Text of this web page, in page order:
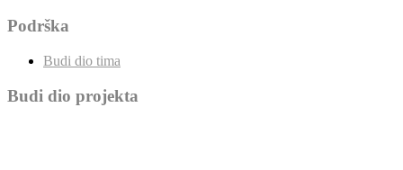
Podrška
Budi dio tima
Budi dio projekta